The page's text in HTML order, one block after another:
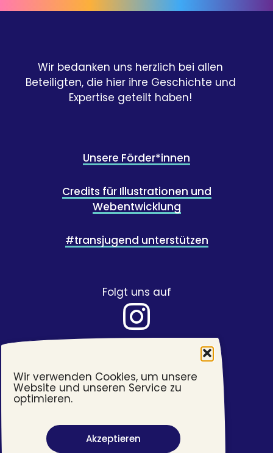
Wir verwenden Cookies, um unsere
Website und unseren Service zu
optimieren.
Akzeptieren
Wir bedanken uns herzlich bei allen
Beteiligten, die hier ihre Geschichte und
Expertise geteilt haben!
Unsere Förder*innen
Credits für Illustrationen und
Webentwicklung
#transjugend unterstützen
Folgt uns auf
Barrierefreiheit